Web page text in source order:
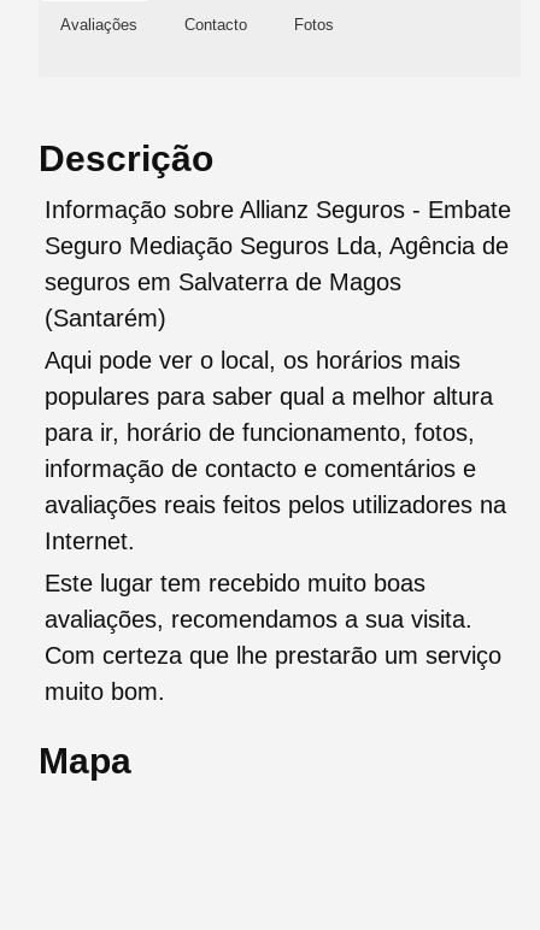
Avaliações Contacto Fotos
Descrição
Informação sobre Allianz Seguros - Embate
Seguro Mediação Seguros Lda, Agência de
seguros em Salvaterra de Magos
(Santarém)
Aqui pode ver o local, os horários mais
populares para saber qual a melhor altura
para ir, horário de funcionamento, fotos,
informação de contacto e comentários e
avaliações reais feitos pelos utilizadores na
Internet.
Este lugar tem recebido muito boas
avaliações, recomendamos a sua visita.
Com certeza que lhe prestarão um serviço
muito bom.
Mapa